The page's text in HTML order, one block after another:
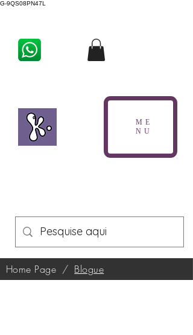
G-9QS08PN47L
ME
NU
Home Page / Blogue